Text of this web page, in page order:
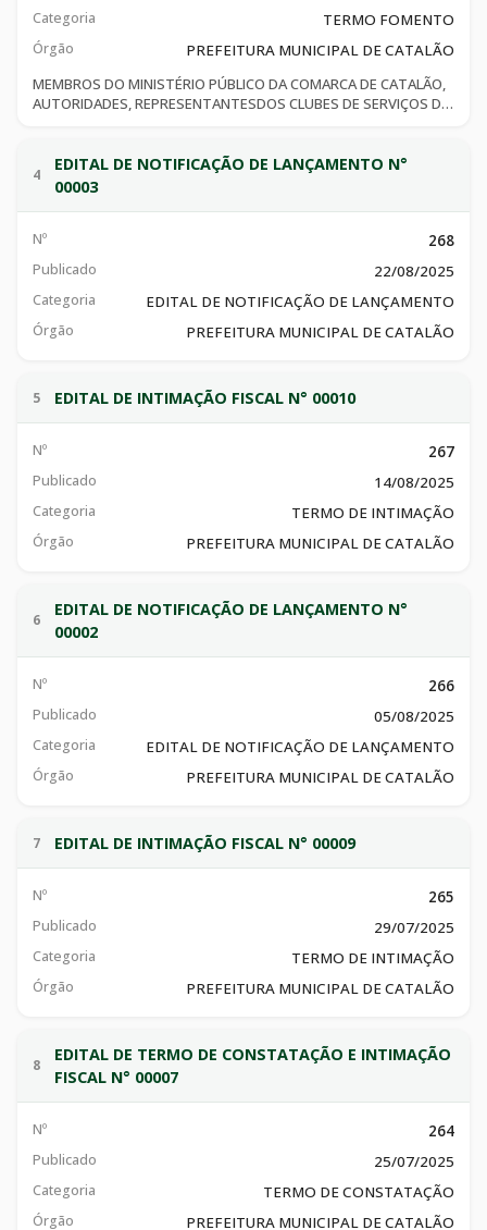
Categoria TERMO FOMENTO
Órgão
PREFEITURA MUNICIPAL DE CATALÃO
MEMBROS DO MINISTÉRIO PÚBLICO DA COMARCA DE CATALÃO,
AUTORIDADES, REPRESENTANTESDOS CLUBES DE SERVIÇOS DA
PARA PARTICIPAR DA AUDIÊNCIA PÚBLICA A REALIZAR-SENO DIA
10/09/2025 ÀS 08:30 HORAS, NO AUDITÓRIO DA PREFEITURA
ÀDISCUSSÃO DE MINUTA DE PROPOSTA LEGISLATIVA QUE
“INSTITUI O SISTEMA DE AGRICULTURA EDESENVOLVIMENTO, A
POLÍTICA AGRÍCOLA E O SERVIÇO DE INSPEÇÃO DOS PRODUTOS
DE ORIGEMANIMAL DO MUNICÍPIO DE CATALÃO, ESTADO DE
GOIÁS; ALTERA A LEI MUNICIPAL Nº 2.637, DE 19DE DEZEMBRO
DE 2008, A LEI MUNICIPAL Nº 1.818/2000, DE 05 DE ABRIL DE
DE JULHO DE 2001, Nº 2.765, DE 15 DE SETEMBRO DE 2010, Nº
4
EDITAL DE NOTIFICAÇÃO DE LANÇAMENTO N°
00003
Nº 268
Publicado 22/08/2025
Categoria EDITAL DE NOTIFICAÇÃO DE LANÇAMENTO
Órgão PREFEITURA MUNICIPAL DE CATALÃO
5 EDITAL DE INTIMAÇÃO FISCAL N° 00010
Nº 267
Publicado 14/08/2025
Categoria TERMO DE INTIMAÇÃO
Órgão PREFEITURA MUNICIPAL DE CATALÃO
6
EDITAL DE NOTIFICAÇÃO DE LANÇAMENTO N°
00002
Nº 266
Publicado 05/08/2025
Categoria EDITAL DE NOTIFICAÇÃO DE LANÇAMENTO
Órgão PREFEITURA MUNICIPAL DE CATALÃO
7 EDITAL DE INTIMAÇÃO FISCAL N° 00009
Nº 265
Publicado 29/07/2025
Categoria TERMO DE INTIMAÇÃO
Órgão PREFEITURA MUNICIPAL DE CATALÃO
8
EDITAL DE TERMO DE CONSTATAÇÃO E INTIMAÇÃO
FISCAL N° 00007
Nº 264
Publicado 25/07/2025
Categoria TERMO DE CONSTATAÇÃO
Órgão PREFEITURA MUNICIPAL DE CATALÃO